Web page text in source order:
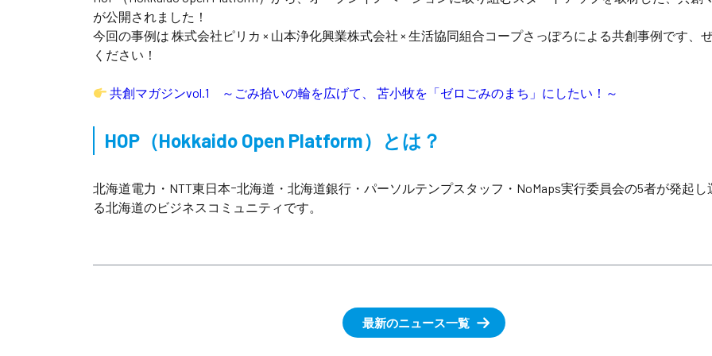
が公開されました！
今回の事例は 株式会社ピリカ × 山本浄化興業株式会社 × 生活協同組合コープさっぽろによる共創事例です、
ください！
共創マガジンvol.1 ～ごみ拾いの輪を広げて、 苫小牧を「ゼロごみのまち」にしたい！～
HOP（Hokkaido Open Platform）とは？
北海道電力・NTT東日本ｰ北海道・北海道銀行・パーソルテンプスタッフ・NoMaps実行委員会の5者が発起し
る北海道のビジネスコミュニティです。
最新のニュース一覧